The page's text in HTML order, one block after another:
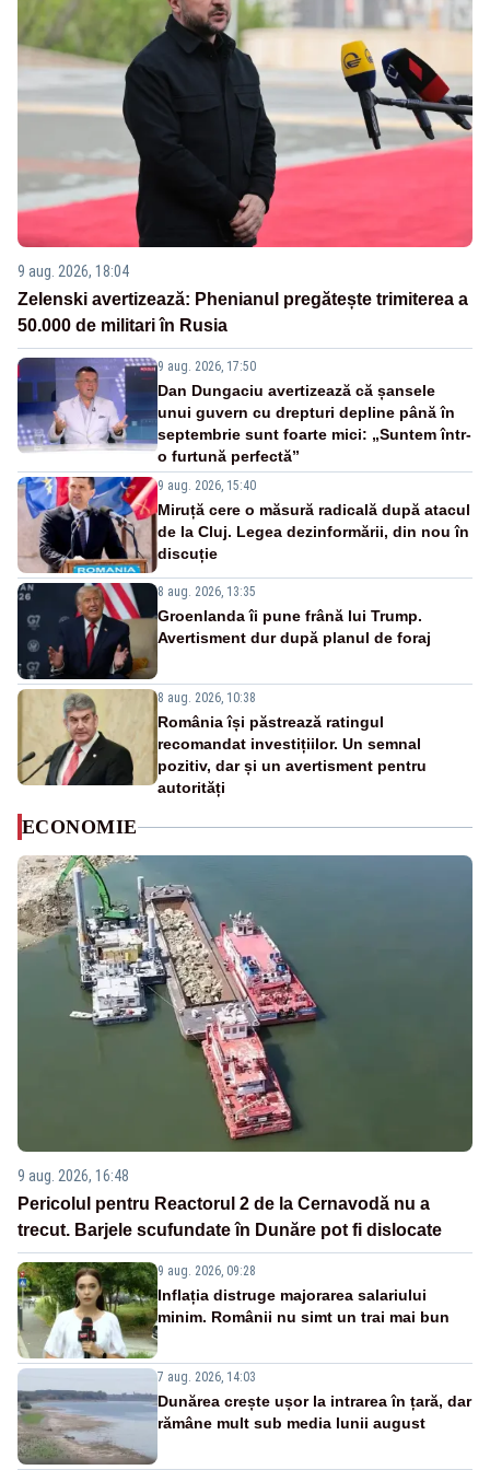
9 aug. 2026, 18:04
Zelenski avertizează: Phenianul pregătește trimiterea a
50.000 de militari în Rusia
9 aug. 2026, 17:50
Dan Dungaciu avertizează că șansele
unui guvern cu drepturi depline până în
septembrie sunt foarte mici: „Suntem într-
o furtună perfectă”
9 aug. 2026, 15:40
Miruță cere o măsură radicală după atacul
de la Cluj. Legea dezinformării, din nou în
discuție
8 aug. 2026, 13:35
Groenlanda îi pune frână lui Trump.
Avertisment dur după planul de foraj
8 aug. 2026, 10:38
România își păstrează ratingul
recomandat investițiilor. Un semnal
pozitiv, dar și un avertisment pentru
autorități
ECONOMIE
9 aug. 2026, 16:48
Pericolul pentru Reactorul 2 de la Cernavodă nu a
trecut. Barjele scufundate în Dunăre pot fi dislocate
9 aug. 2026, 09:28
Inflația distruge majorarea salariului
minim. Românii nu simt un trai mai bun
7 aug. 2026, 14:03
Dunărea crește ușor la intrarea în țară, dar
rămâne mult sub media lunii august